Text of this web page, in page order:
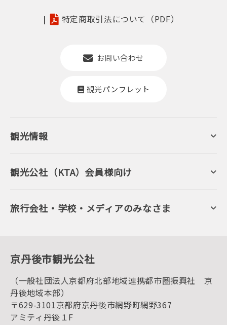
特定商取引法について（PDF）
お問い合わせ
観光パンフレット
観光情報
京丹後について
ジオパークの絶景
キャンプ・グランピング
自然景観
旬の食
フルーツ
美術館・資料館
観光
海水浴
キャンプ
お宿探し
宿泊・日帰り予約（空室検索）
予約照会・予約キャンセル
宿泊施設一覧（お宿比較ページ）
アクセス
観光公社（KTA）会員様向け
KTA会員コミュニティ
会員向けサービス
KTAニュースレター
会員加入・会員情報（会員規程）
旅行会社・学校・メディアのみなさま
プレスリリース
京丹後市観光公社
（一般社団法人京都府北部地域連携都市圏振興社 京
丹後地域本部）
〒629-3101京都府京丹後市網野町網野367
アミティ丹後１F